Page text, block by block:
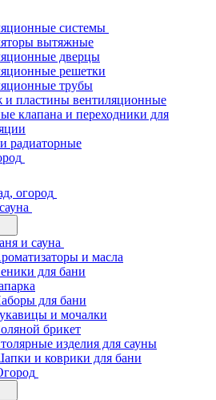
системы
вытяжные
дверцы
решетки
трубы
и пластины вентиляционные
клапана и переходники для
радиаторные
огород
и сауна
и масла
для бани
для бани
и мочалки
брикет
изделия для сауны
и коврики для бани